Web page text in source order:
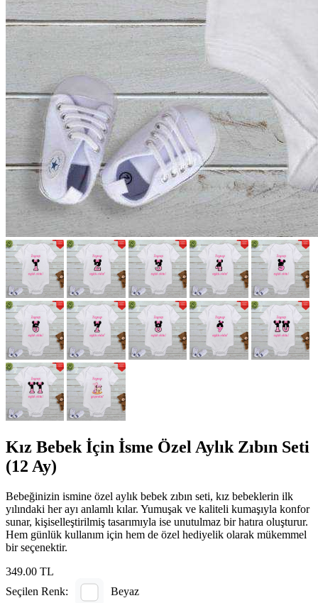
Kız Bebek İçin İsme Özel Aylık Zıbın Seti
(12 Ay)
Bebeğinizin ismine özel aylık bebek zıbın seti, kız bebeklerin ilk
yılındaki her ayı anlamlı kılar. Yumuşak ve kaliteli kumaşıyla konfor
sunar, kişiselleştirilmiş tasarımıyla ise unutulmaz bir hatıra oluşturur.
Hem günlük kullanım için hem de özel hediyelik olarak mükemmel
bir seçenektir.
349.00 TL
Seçilen Renk:
Beyaz